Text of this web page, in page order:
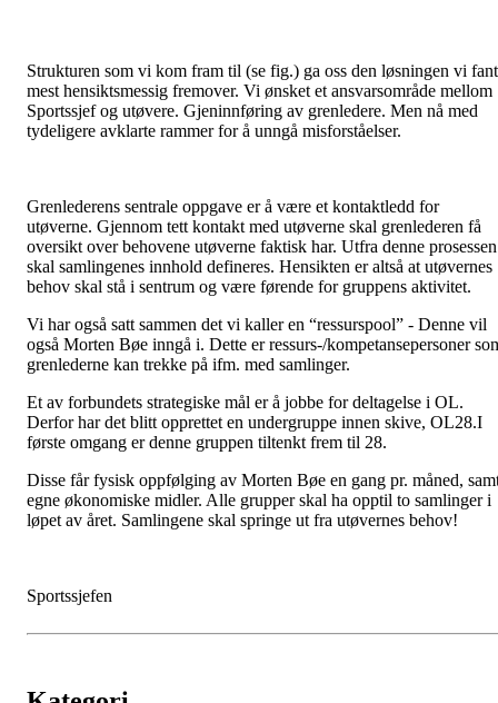
Strukturen som vi kom fram til (se fig.) ga oss den løsningen vi fant
mest hensiktsmessig fremover. Vi ønsket et ansvarsområde mellom
Sportssjef og utøvere. Gjeninnføring av grenledere. Men nå med
tydeligere avklarte rammer for å unngå misforståelser.
Grenlederens sentrale oppgave er å være et kontaktledd for
utøverne. Gjennom tett kontakt med utøverne skal grenlederen få
oversikt over behovene utøverne faktisk har. Utfra denne prosessen
skal samlingenes innhold defineres. Hensikten er altså at utøvernes
behov skal stå i sentrum og være førende for gruppens aktivitet.
Vi har også satt sammen det vi kaller en “ressurspool” - Denne vil
også Morten Bøe inngå i. Dette er ressurs-/kompetansepersoner
grenlederne kan trekke på ifm. med samlinger.
Et av forbundets strategiske mål er å jobbe for deltagelse i OL.
Derfor har det blitt opprettet en undergruppe innen skive, OL28.I
første omgang er denne gruppen tiltenkt frem til 28.
Disse får fysisk oppfølging av Morten Bøe en gang pr. måned,
egne økonomiske midler. Alle grupper skal ha opptil to samlinger i
løpet av året. Samlingene skal springe ut fra utøvernes behov!
Sportssjefen